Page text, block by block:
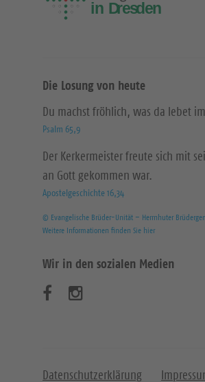
Die Losung von heute
Du machst fröhlich, was da lebet
Psalm 65,9
Der Kerkermeister freute sich mit
an Gott gekommen war.
Apostelgeschichte 16,34
© Evangelische Brüder-Unität – Herrnhuter
Weitere Informationen finden Sie hier
Wir in den sozialen Medien
u
u
Datenschutzerklärung